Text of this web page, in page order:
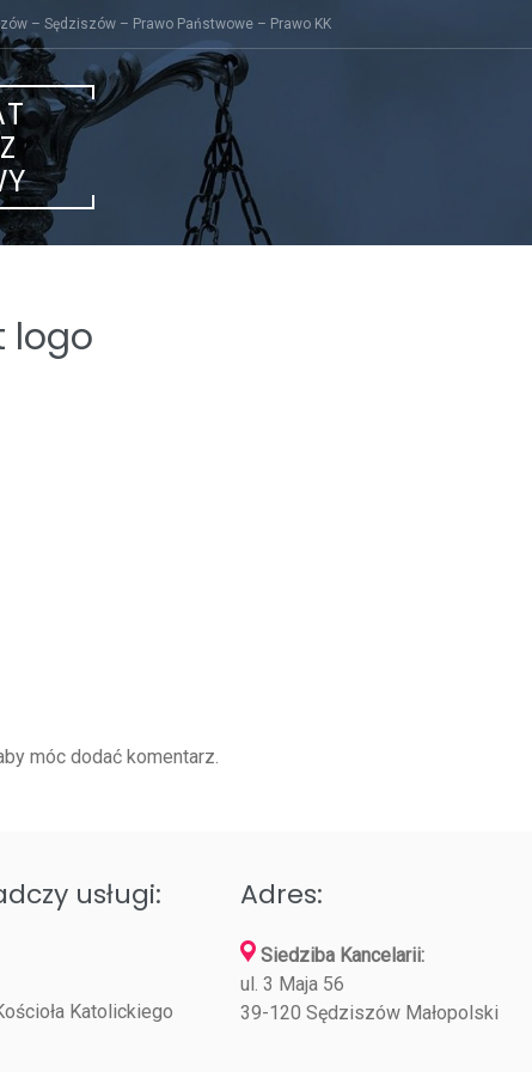
– Sędziszów – Prawo Państwowe – Prawo KK
logo
móc dodać komentarz.
usługi:
Katolickiego
Adres:
Siedziba Kancelarii:
ul. 3 Maja 56
39-120 Sędziszów Małopolski